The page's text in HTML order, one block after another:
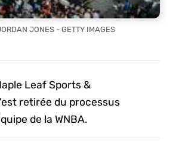
JONES - GETTY IMAGES
Leaf Sports &
retirée du processus
de la WNBA.